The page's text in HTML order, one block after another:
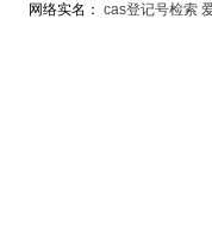
网络实名： cas登记号检索